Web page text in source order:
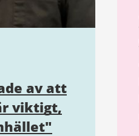
av att
viktigt,